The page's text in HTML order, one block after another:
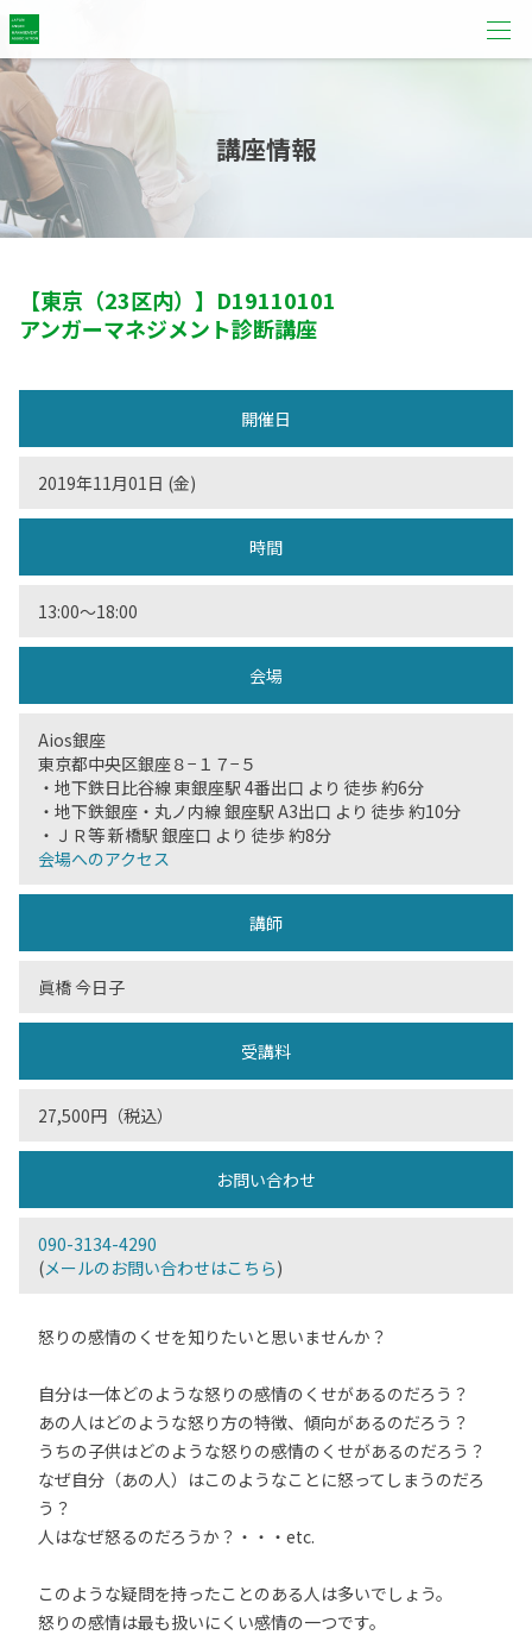
講座情報
【東京（23区内）】 D19110101
アンガーマネジメント診断講座
開催日
2019年11月01日 (金)
時間
13:00〜18:00
会場
Aios銀座
東京都中央区銀座８−１７−５
・地下鉄日比谷線 東銀座駅 4番出口 より 徒歩 約6分
・地下鉄銀座・丸ノ内線 銀座駅 A3出口 より 徒歩 約10分
・ＪＲ等 新橋駅 銀座口 より 徒歩 約8分
会場へのアクセス
講師
眞橋 今日子
受講料
27,500円（税込）
お問い合わせ
090-3134-4290
(メールのお問い合わせはこちら)
怒りの感情のくせを知りたいと思いませんか？
自分は一体どのような怒りの感情のくせがあるのだろう？
あの人はどのような怒り方の特徴、傾向があるのだろう？
うちの子供はどのような怒りの感情のくせがあるのだろう？
なぜ自分（あの人）はこのようなことに怒ってしまうのだろ
う？
人はなぜ怒るのだろうか？・・・etc.
このような疑問を持ったことのある人は多いでしょう。
怒りの感情は最も扱いにくい感情の一つです。